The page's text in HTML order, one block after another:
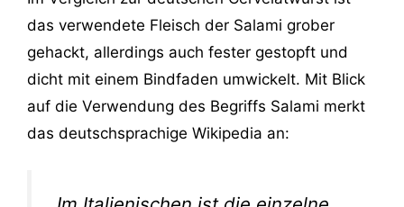
das verwendete Fleisch der Salami grober
gehackt, allerdings auch fester gestopft und
dicht mit einem Bindfaden umwickelt. Mit Blick
auf die Verwendung des Begriffs Salami merkt
das deutschsprachige Wikipedia an: